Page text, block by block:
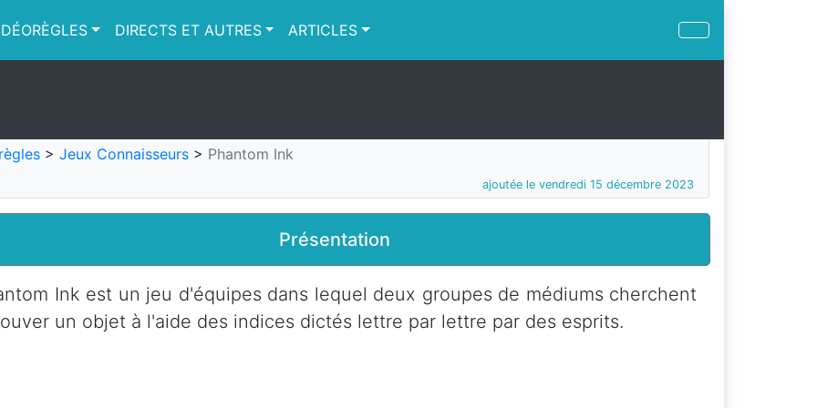
DIRECTS ET AUTRES ARTICLES
> Jeux Connaisseurs > Phantom Ink
ajoutée le vendredi 15 décembre 2023
Présentation
Ink est un jeu d'équipes dans lequel deux groupes de médiums cherchent
un objet à l'aide des indices dictés lettre par lettre par des esprits.